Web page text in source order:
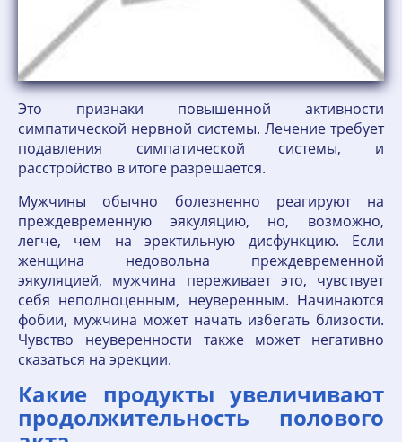
Это признаки повышенной активности
симпатической нервной системы. Лечение требует
подавления симпатической системы, и
расстройство в итоге разрешается.
Мужчины обычно болезненно реагируют на
преждевременную эякуляцию, но, возможно,
легче, чем на эректильную дисфункцию. Если
женщина недовольна преждевременной
эякуляцией, мужчина переживает это, чувствует
себя неполноценным, неуверенным. Начинаются
фобии, мужчина может начать избегать близости.
Чувство неуверенности также может негативно
сказаться на эрекции.
Какие продукты увеличивают
продолжительность полового